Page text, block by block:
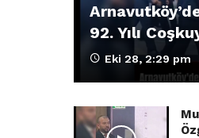
92. Yılı
Eki 28, 2:29 pm